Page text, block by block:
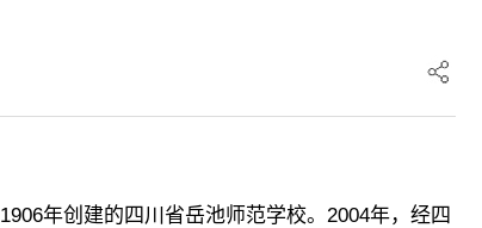
年创建的四川省岳池师范学校。2004年，经四